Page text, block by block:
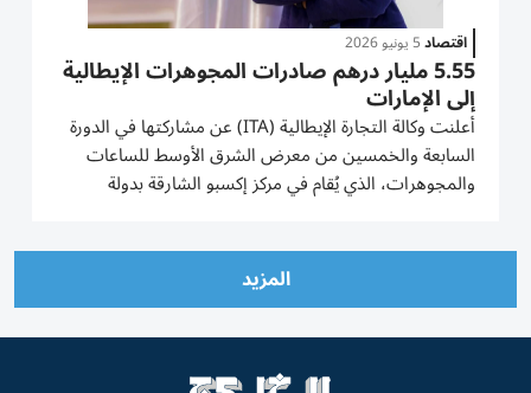
اقتصاد5 يونيو 2026
5.55 مليار درهم صادرات المجوهرات الإيطالية
إلى الإمارات
أعلنت وكالة التجارة الإيطالية (ITA) عن مشاركتها في الدورة
السابعة والخمسين من معرض الشرق الأوسط للساعات
والمجوهرات، الذي يُقام في مركز إكسبو الشارقة بدولة
المزيد